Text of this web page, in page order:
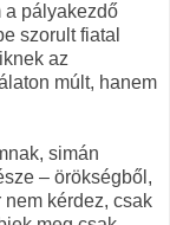
a pályakezdő
szorult fiatal
az
múlt, hanem
simán
– örökségből,
kérdez, csak